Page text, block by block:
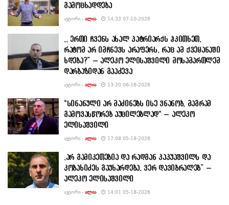
გამოცხადდება
ᲐᲕᲢᲝᲠᲘ - ᲐᲚᲘᲐ 14:33 07-10-2026
,, ერთი ჩვენს ახალ პატრიარქს ჰკითხეთ,
რატომ არ იმჩნევს არაფერს, რაც ამ ქვეყანაში
ხდება?” – ალეკო ელისაშვილი მოსამართლემ
დარბაზიდან გააძევა
ᲐᲕᲢᲝᲠᲘ - ᲐᲚᲘᲐ 13:20 06-16-2026
“სინანული არ მაძინებს ისე ვნანობ, მაგრამ
გამოვასწორებ აუცილებლად“ – ალეკო
ელისაშვილი
ᲐᲕᲢᲝᲠᲘ - ᲐᲚᲘᲐ 17:08 05-19-2026
,არ გამიკეთებია და რადგან პაპუაშვილს და
კობახიძეს გაუხარდება, ვერ დავიბრალებ” –
ალეკო ელისაშვილი
ᲐᲕᲢᲝᲠᲘ - ᲐᲚᲘᲐ 14:01 05-18-2026